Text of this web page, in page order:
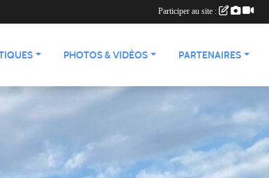
PHOTOS & VIDÉOS PARTENAIRES
Participer au site :